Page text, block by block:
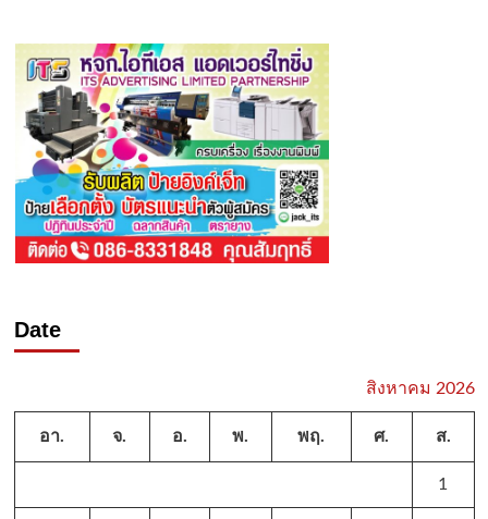
Date
สิงหาคม 2026
อา. จ. อ. พ. พฤ. ศ. ส.
1